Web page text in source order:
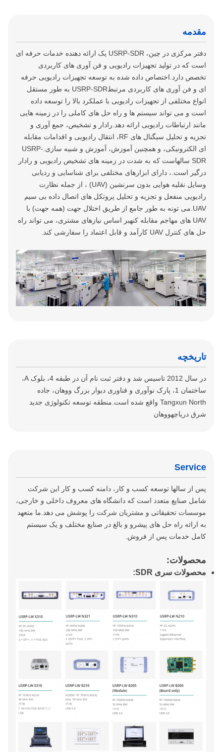
مقدمه
دفتر مرکزی در چین، USRP-SDR یک ارائه دهنده خدمات حرفه ای
است که در تولید تجهیزات رادیویی و فن آوری های کاربردی
تخصص دارد.اختصاص داده شده به توسعه تجهیزات رادیویی حرفه
ای و فن آوری های کاربردی مرتبطUSRP-SDR به طور مستقل
انواع مختلفی از تجهیزات رادیویی با عملکرد بالا را توسعه داده
است و می تواند سیستم ها و راه حل های کاملی را در زمینه هایی
مانند ارتباطات رادیویی ارائه دهد.رادار و تشخیص، جمع آوری و
تجزیه و تحلیل سیگنال های RF، انتقال رادیویی و اقدامات مقابله
ای الکترونیکی، و همچنین آموزش، آموزش و شبیه سازی.USRP-
SDR سالهاست که به شدت در زمینه های تشخیص رادیویی و رادار
درگیر است.، دارای ابزارهای مختلفی برای شناسایی و ردیابی
وسایل نقلیه هوایی بدون سرنشین (UAV) ، از جمله نظارت
رادیویی منفعل و تجزیه و تحلیل پروتکل های اتصال داده بی سیم
UAV.می تونه به طور جامع از طریق اختلال جهت (همه جهت) با
UAV های مهاجم مقابله کنهبر اساس نیازهای مشتری، می تواند راه
حل های کنترل UAV کارآمد و قابل اعتماد را سفارشی کند.
تاریخچه
در سال 2012 تاسیس شد و دفتر ثبت نام آن در طبقه 4، بلوک A،
ساختمان 1، پارک نوآوری و فناوری دیوار بزرگ ووهان، جاده
Tangxun North واقع شده است.منطقه توسعه تکنولوژی جدید
شرق دریاچهووهان
Service
پس از سالها توسعه کسب و کار، دامنه کسب و کار این شرکت
شامل صنایع متعدد است که دانشگاه های معروف داخلی و خارجی،
موسسات تحقیقاتی و مشتریان شرکت را پوشش می دهد.ما متعهد
به ارائه راه حل های پیشرو و بالغ در صنایع مختلف و یک سیستم
کامل خدمات پس از فروش.
محصولات:
محصولات سری SDR: